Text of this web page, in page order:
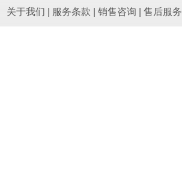
关于我们 服务条款 销售咨询 售后服务